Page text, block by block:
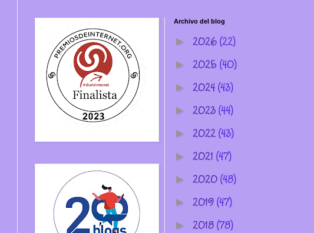
Archivo del blog
► 2026(22)
► 2025(40)
► 2024(43)
► 2023(44)
► 2022(43)
► 2021 (47)
► 2020(48)
► 2019(47)
► 2018(78)